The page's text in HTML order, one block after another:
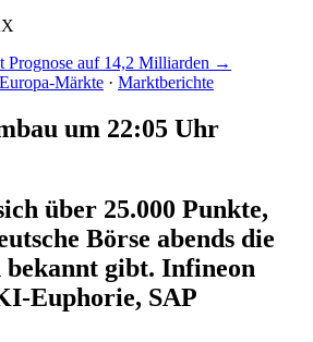
Prognose auf 14,2 Milliarden →
Europa-Märkte · Marktberichte
um 22:05 Uhr
über 25.000 Punkte,
Börse abends die
bekannt gibt. Infineon
Euphorie, SAP